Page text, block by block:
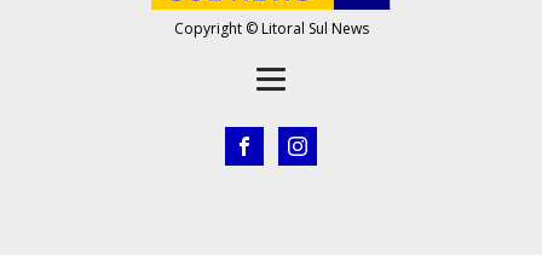
Copyright © Litoral Sul News